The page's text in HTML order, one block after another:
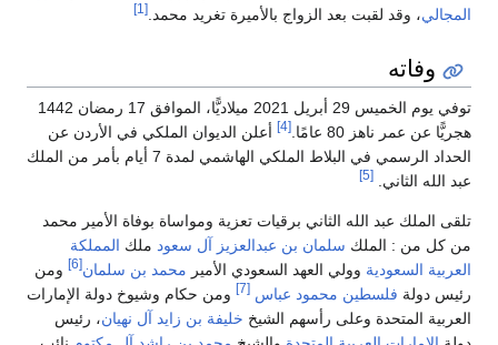
المجالي، وقد لقبت بعد الزواج بالأميرة تغريد محمد. [1]
وفاته
توفي يوم الخميس 29 أبريل 2021 ميلاديًّا، الموافق 17 رمضان 1442
هجريًّا عن عمر ناهز 80 عامًا.
[4]
أعلن الديوان الملكي في الأردن عن
الحداد الرسمي في البلاط الملكي الهاشمي لمدة 7 أيام بأمر من الملك
عبد الله الثاني. [5]
تلقى الملك عبد الله الثاني برقيات تعزية ومواساة بوفاة الأمير محمد
من كل من : الملك سلمان بن عبدالعزيز آل سعود ملك المملكة
العربية السعودية وولي العهد السعودي الأمير محمد بن سلمان[6]
ومن
رئيس دولة فلسطين محمود عباس [7]
ومن حكام وشيوخ دولة الإمارات
العربية المتحدة وعلى رأسهم الشيخ خليفة بن زايد آل نهيان، رئيس